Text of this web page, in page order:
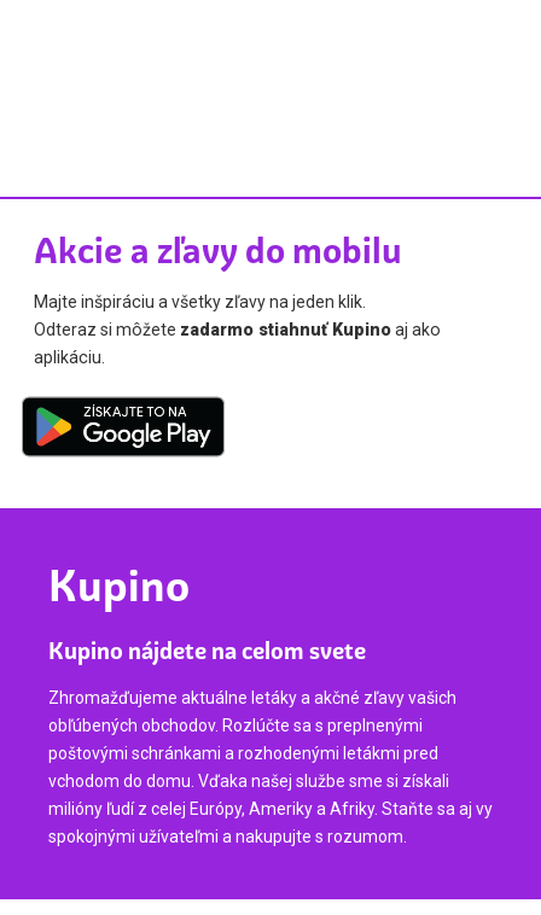
Akcie a zľavy do mobilu
Majte inšpiráciu a všetky zľavy na jeden klik.
Odteraz si môžete zadarmo stiahnuť Kupinoaj ako
aplikáciu.
Kupino
Kupino nájdete na celom svete
Zhromažďujeme aktuálne letáky a akčné zľavy vašich
obľúbených obchodov. Rozlúčte sa s preplnenými
poštovými schránkami a rozhodenými letákmi pred
vchodom do domu. Vďaka našej službe sme si získali
milióny ľudí z celej Európy, Ameriky a Afriky. Staňte sa aj vy
spokojnými užívateľmi a nakupujte s rozumom.